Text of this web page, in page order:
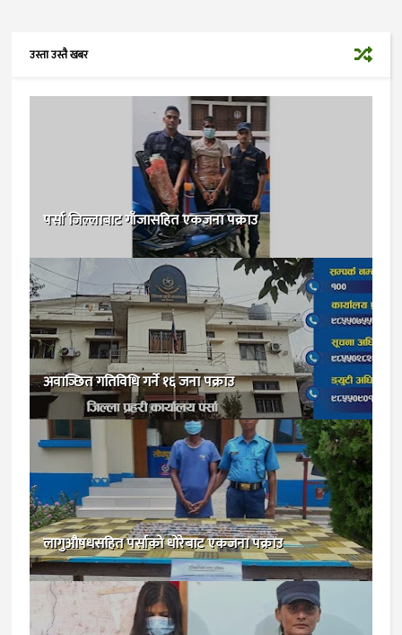
उस्ता उस्तै खबर
पर्सा जिल्लाबाट गाँजासहित एकजना पक्राउ
अवाञ्छित गतिविधि गर्ने १६ जना पक्राउ
लागुऔषधसहित पर्साको धोरेबाट एकजना पक्राउ